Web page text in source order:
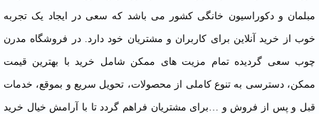
مبلمان و دکوراسیون خانگی کشور می باشد که سعی در ایجاد یک تجربه
خوب از خرید آنلاین برای کاربران و مشتریان خود دارد. در فروشگاه مدرن
چوب سعی گردیده تمام مزیت های ممکن شامل خرید با بهترین قیمت
ممکن، دسترسی به تنوع کاملی از محصولات، تحویل سریع و بموقع، خدمات
قبل و پس از فروش و …برای مشتریان فراهم گردد تا با آرامش خیال خرید